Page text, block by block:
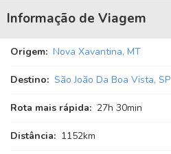
Informação de Viagem
Origem: Nova Xavantina, MT
Destino: São João Da Boa Vista, SP
Rota mais rápida: 27h 30min
Distância: 1152km